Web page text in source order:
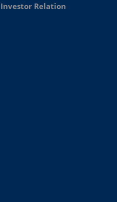
Investor Relation